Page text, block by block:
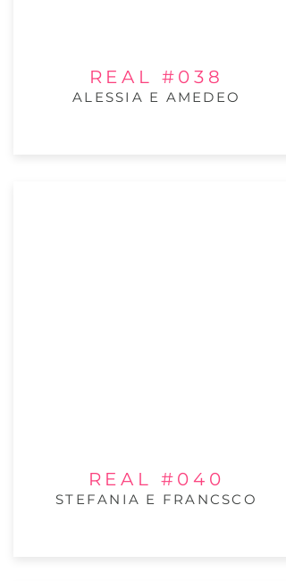
REAL #038
ALESSIA E AMEDEO
REAL #040
STEFANIA E FRANCSCO